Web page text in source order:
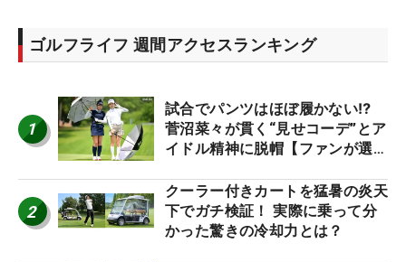
ゴルフライフ 週間アクセスランキング
1
試合でパンツはほぼ履かない⁉
菅沼菜々が貫く“見せコーデ”とア
イドル精神に脱帽【ファンが選ぶ
2
クーラー付きカートを猛暑の炎天
下でガチ検証！ 実際に乗って分
かった驚きの冷却力とは？